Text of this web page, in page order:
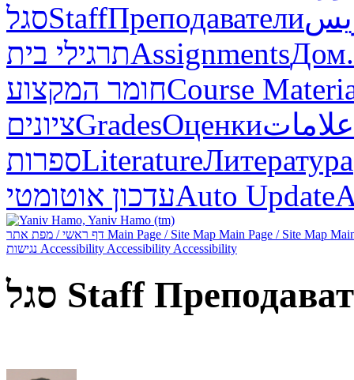
סגלStaffПреподаватели
תרגילי ביתAssignmentsДом.
חומר המקצועCourse
ציוניםGradesОценкиعلامات
ספרותLiteratureЛитература
עדכון אוטומטיAuto Update
Main Page / Site Map Main Page / Site Map
Accessibility Accessibility Accessibility
סגל Staff